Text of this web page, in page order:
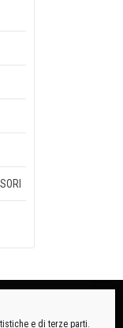
e di terze parti.